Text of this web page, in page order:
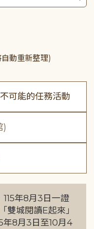
動重新整理)
可能的任務活動
)
115年8月3日一證
雙城閱讀E起來」
年8月3日至10月4